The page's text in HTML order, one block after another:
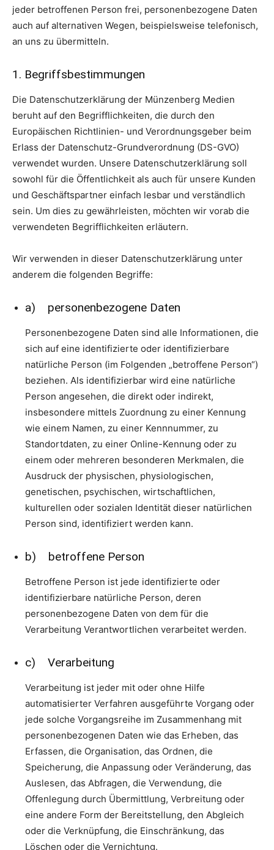
jeder betroffenen Person frei, personenbezogene Daten
auch auf alternativen Wegen, beispielsweise telefonisch,
an uns zu übermitteln.
1. Begriffsbestimmungen
Die Datenschutzerklärung der Münzenberg Medien
beruht auf den Begrifflichkeiten, die durch den
Europäischen Richtlinien- und Verordnungsgeber beim
Erlass der Datenschutz-Grundverordnung (DS-GVO)
verwendet wurden. Unsere Datenschutzerklärung soll
sowohl für die Öffentlichkeit als auch für unsere Kunden
und Geschäftspartner einfach lesbar und verständlich
sein. Um dies zu gewährleisten, möchten wir vorab die
verwendeten Begrifflichkeiten erläutern.
Wir verwenden in dieser Datenschutzerklärung unter
anderem die folgenden Begriffe:
a) personenbezogene Daten
Personenbezogene Daten sind alle Informationen, die
sich auf eine identifizierte oder identifizierbare
natürliche Person (im Folgenden „betroffene Person“)
beziehen. Als identifizierbar wird eine natürliche
Person angesehen, die direkt oder indirekt,
insbesondere mittels Zuordnung zu einer Kennung
wie einem Namen, zu einer Kennnummer, zu
Standortdaten, zu einer Online-Kennung oder zu
einem oder mehreren besonderen Merkmalen, die
Ausdruck der physischen, physiologischen,
genetischen, psychischen, wirtschaftlichen,
kulturellen oder sozialen Identität dieser natürlichen
Person sind, identifiziert werden kann.
b) betroffene Person
Betroffene Person ist jede identifizierte oder
identifizierbare natürliche Person, deren
personenbezogene Daten von dem für die
Verarbeitung Verantwortlichen verarbeitet werden.
c) Verarbeitung
Verarbeitung ist jeder mit oder ohne Hilfe
automatisierter Verfahren ausgeführte Vorgang oder
jede solche Vorgangsreihe im Zusammenhang mit
personenbezogenen Daten wie das Erheben, das
Erfassen, die Organisation, das Ordnen, die
Speicherung, die Anpassung oder Veränderung, das
Auslesen, das Abfragen, die Verwendung, die
Offenlegung durch Übermittlung, Verbreitung oder
eine andere Form der Bereitstellung, den Abgleich
oder die Verknüpfung, die Einschränkung, das
Löschen oder die Vernichtung.